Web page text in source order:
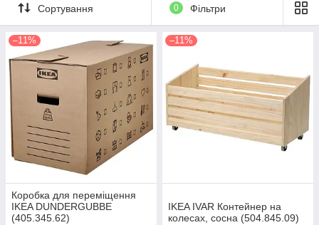
Сортування 0 Фільтри
–11%
Коробка для переміщення
IKEA DUNDERGUBBE
(405.345.62)
–11%
IKEA IVAR Контейнер на
колесах, сосна (504.845.09)